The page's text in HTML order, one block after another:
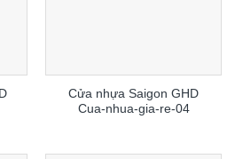
Cửa nhựa Saigon GHD
Cua-nhua-gia-re-04